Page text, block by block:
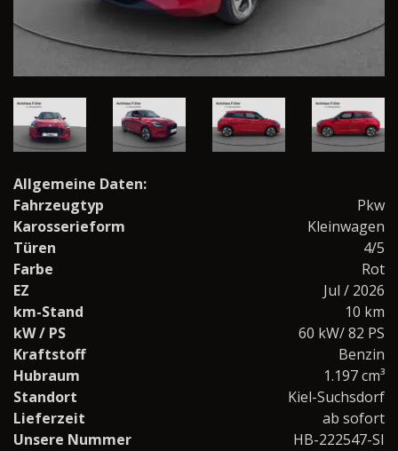
Allgemeine Daten:
Fahrzeugtyp
Pkw
Karosserieform
Kleinwagen
Türen
4/5
Farbe
Rot
EZ
Jul / 2026
km-Stand
10 km
kW / PS
60 kW/ 82 PS
Kraftstoff
Benzin
Hubraum
1.197 cm³
Standort
Kiel-Suchsdorf
Lieferzeit
ab sofort
Unsere Nummer
HB-222547-SI